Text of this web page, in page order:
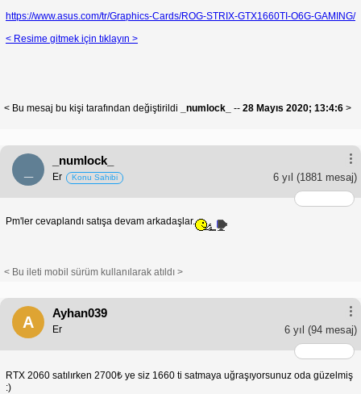
https://www.asus.com/tr/Graphics-Cards/ROG-STRIX-GTX1660TI-O6G-GAMING/
< Resime gitmek için tıklayın >
< Bu mesaj bu kişi tarafından değiştirildi _numlock_ -- 28 Mayıs 2020; 13:4:6 >
_numlock_
6 yıl (1881 mesaj)
Er Konu Sahibi
Pm'ler cevaplandı satışa devam arkadaşlar.
< Bu ileti mobil sürüm kullanılarak atıldı >
A
Ayhan039
6 yıl (94 mesaj)
Er
RTX 2060 satılırken 2700₺ ye siz 1660 ti satmaya uğraşıyorsunuz oda güzelmiş
:)